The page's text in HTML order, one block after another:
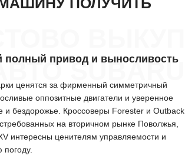
ВЫКУП
SUBARU
привод и выносливость
ценятся за фирменный симметричный
оппозитные двигатели и уверенное
и бездорожье. Кроссоверы Forester и Outback
на вторичном рынке Поволжья,
интересны ценителям управляемости и